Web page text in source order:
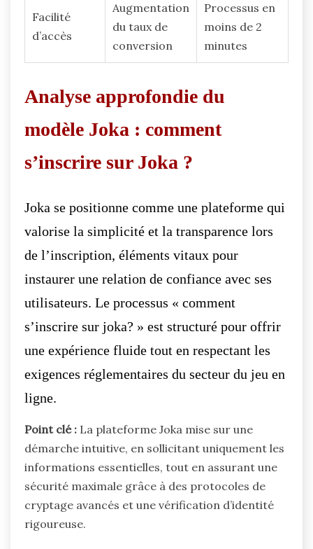
Facilité
d’accès
Augmentation
du taux de
conversion
Processus en
moins de 2
minutes
Analyse approfondie du
modèle Joka : comment
s’inscrire sur Joka ?
Joka se positionne comme une plateforme qui
valorise la simplicité et la transparence lors
de l’inscription, éléments vitaux pour
instaurer une relation de confiance avec ses
utilisateurs. Le processus « comment
s’inscrire sur joka? » est structuré pour offrir
une expérience fluide tout en respectant les
exigences réglementaires du secteur du jeu en
ligne.
Point clé : La plateforme Joka mise sur une
démarche intuitive, en sollicitant uniquement les
informations essentielles, tout en assurant une
sécurité maximale grâce à des protocoles de
cryptage avancés et une vérification d’identité
rigoureuse.